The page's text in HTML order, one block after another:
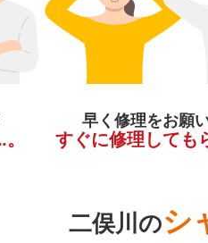
早く修理をお願
すぐに修理しても
二俣川のシ